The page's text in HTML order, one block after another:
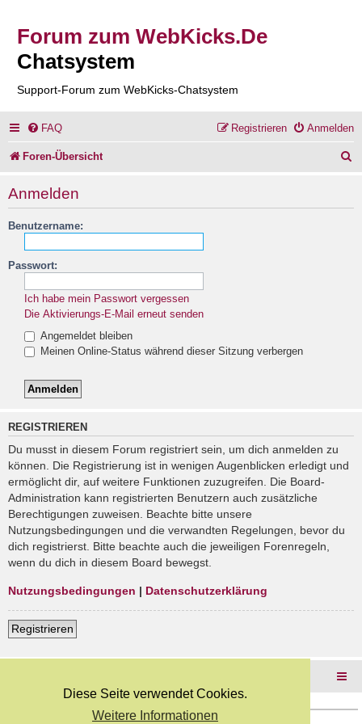
Diese Seite verwendet Cookies.
Weitere Informationen
Forum zum WebKicks.De
Chatsystem
Support-Forum zum WebKicks-Chatsystem
FAQ Anmelden
Registrieren
Foren-Übersicht
Anmelden
Benutzername:
Passwort:
Ich habe mein Passwort vergessen
Die Aktivierungs-E-Mail erneut senden
Angemeldet bleiben
Meinen Online-Status während dieser Sitzung verbergen
REGISTRIEREN
Du musst in diesem Forum registriert sein, um dich anmelden zu
können. Die Registrierung ist in wenigen Augenblicken erledigt und
ermöglicht dir, auf weitere Funktionen zuzugreifen. Die Board-
Administration kann registrierten Benutzern auch zusätzliche
Berechtigungen zuweisen. Beachte bitte unsere
Nutzungsbedingungen und die verwandten Regelungen, bevor du
dich registrierst. Bitte beachte auch die jeweiligen Forenregeln,
wenn du dich in diesem Board bewegst.
Nutzungsbedingungen | Datenschutzerklärung
Registrieren